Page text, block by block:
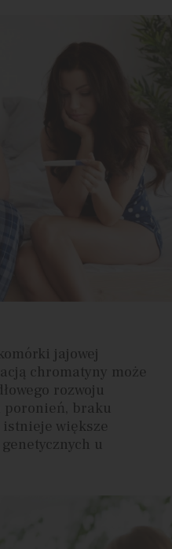
jajowej
chromatyny może
rozwoju
poronień, braku
większe
u